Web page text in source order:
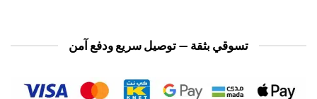
تسوقي بثقة — توصيل سريع ودفع آمن